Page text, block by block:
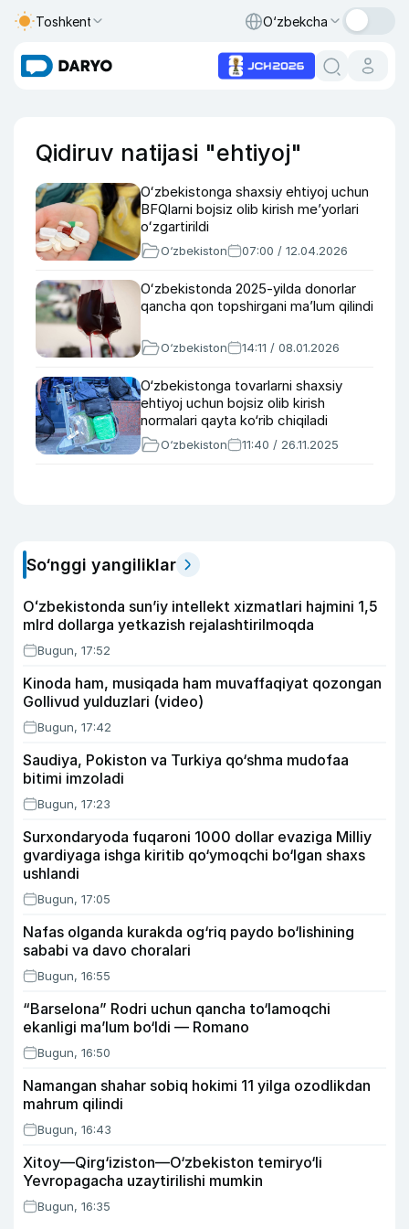
Toshkent O‘zbekcha
Qidiruv natijasi "ehtiyoj"
Oʻzbekistonga shaxsiy ehtiyoj uchun
BFQlarni bojsiz olib kirish meʼyorlari
oʻzgartirildi
O‘zbekiston 07:00 / 12.04.2026
Oʻzbekistonda 2025-yilda donorlar
qancha qon topshirgani maʼlum qilindi
O‘zbekiston 14:11 / 08.01.2026
O‘zbekistonga tovarlarni shaxsiy
ehtiyoj uchun bojsiz olib kirish
normalari qayta ko‘rib chiqiladi
O‘zbekiston 11:40 / 26.11.2025
So‘nggi yangiliklar
Oʻzbekistonda sunʼiy intellekt xizmatlari hajmini 1,5
mlrd dollarga yetkazish rejalashtirilmoqda
Bugun, 17:52
Kinoda ham, musiqada ham muvaffaqiyat qozongan
Gollivud yulduzlari (video)
Bugun, 17:42
Saudiya, Pokiston va Turkiya qo‘shma mudofaa
bitimi imzoladi
Bugun, 17:23
Surxondaryoda fuqaroni 1000 dollar evaziga Milliy
gvardiyaga ishga kiritib qo‘ymoqchi bo‘lgan shaxs
ushlandi
Bugun, 17:05
Nafas olganda kurakda og‘riq paydo bo‘lishining
sababi va davo choralari
Bugun, 16:55
“Barselona” Rodri uchun qancha to‘lamoqchi
ekanligi ma’lum bo‘ldi — Romano
Bugun, 16:50
Namangan shahar sobiq hokimi 11 yilga ozodlikdan
mahrum qilindi
Bugun, 16:43
Xitoy—Qirg‘iziston—O‘zbekiston temiryo‘li
Yevropagacha uzaytirilishi mumkin
Bugun, 16:35